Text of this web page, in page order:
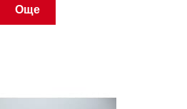
Още